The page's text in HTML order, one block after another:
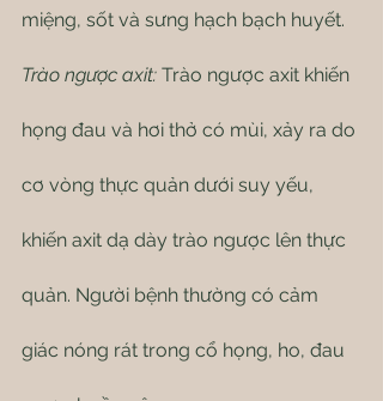
miệng, sốt và sưng hạch bạch huyết.
Trào ngược axit: Trào ngược axit khiến
họng đau và hơi thở có mùi, xảy ra do
cơ vòng thực quản dưới suy yếu,
khiến axit dạ dày trào ngược lên thực
quản. Người bệnh thường có cảm
giác nóng rát trong cổ họng, ho, đau